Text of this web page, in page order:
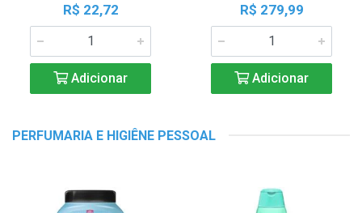
R$ 22,72
Adicionar
R$ 279,99
Adicionar
PERFUMARIA E HIGIÊNE PESSOAL